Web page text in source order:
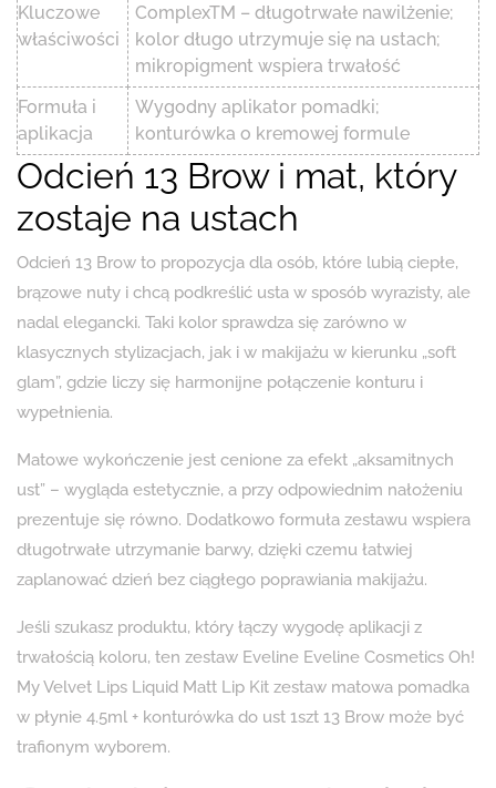
Kluczowe
właściwości
ComplexTM – długotrwałe nawilżenie;
kolor długo utrzymuje się na ustach;
mikropigment wspiera trwałość
Formuła i
aplikacja
Wygodny aplikator pomadki;
konturówka o kremowej formule
Odcień 13 Brow i mat, który
zostaje na ustach
Odcień 13 Brow to propozycja dla osób, które lubią ciepłe,
brązowe nuty i chcą podkreślić usta w sposób wyrazisty, ale
nadal elegancki. Taki kolor sprawdza się zarówno w
klasycznych stylizacjach, jak i w makijażu w kierunku „soft
glam”, gdzie liczy się harmonijne połączenie konturu i
wypełnienia.
Matowe wykończenie jest cenione za efekt „aksamitnych
ust” – wygląda estetycznie, a przy odpowiednim nałożeniu
prezentuje się równo. Dodatkowo formuła zestawu wspiera
długotrwałe utrzymanie barwy, dzięki czemu łatwiej
zaplanować dzień bez ciągłego poprawiania makijażu.
Jeśli szukasz produktu, który łączy wygodę aplikacji z
trwałością koloru, ten zestaw Eveline Eveline Cosmetics Oh!
My Velvet Lips Liquid Matt Lip Kit zestaw matowa pomadka
w płynie 4.5ml + konturówka do ust 1szt 13 Brow może być
trafionym wyborem.